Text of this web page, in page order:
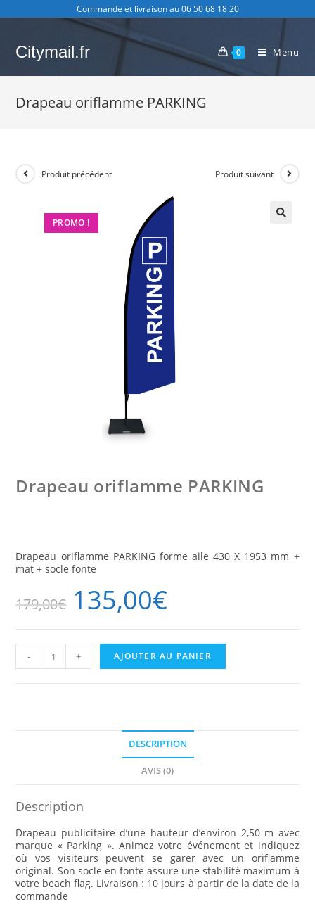
to
Commande et livraison au 06 50 68 18 20
Citymail.fr 0 Menu
Drapeau oriflamme PARKING
PROMO !
Produit précédent Produit suivant
Drapeau oriflamme PARKING
Drapeau oriflamme PARKING forme aile 430 X 1953 mm +
mat + socle fonte
179,00€ 135,00€
- + AJOUTER AU PANIER
DESCRIPTION
AVIS (0)
Description
Drapeau publicitaire d’une hauteur d’environ 2,50 m avec
marque « Parking ». Animez votre événement et indiquez
où vos visiteurs peuvent se garer avec un oriflamme
original. Son socle en fonte assure une stabilité maximum à
votre beach flag. Livraison : 10 jours à partir de la date de la
commande